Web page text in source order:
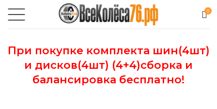
0
При покупке комплекта шин(4шт)
и дисков(4шт) (4+4)сборка и
балансировка бесплатно!